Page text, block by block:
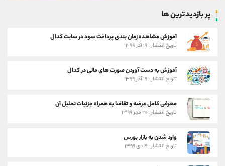
پر بازدیدترین ها
آموزش مشاهده زمان بندی پرداخت سود در سایت کدال
تاریخ انتشار : ۱۹ آذر ۱۳۹۹
آموزش به دست آوردن صورت های مالی در کدال
تاریخ انتشار : ۱۹ آذر ۱۳۹۹
معرفی کامل عرضه و تقاضا به همراه جزئیات تحلیل آن
تاریخ انتشار : ۲۰ مهر ۱۳۹۹
وارد شدن به بازار بورس
تاریخ انتشار : ۴ دی ۱۳۹۹